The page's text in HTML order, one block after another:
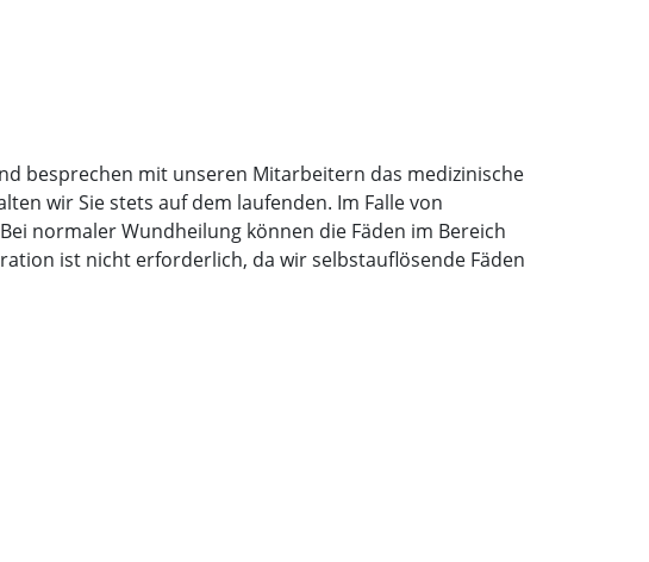
besprechen mit unseren Mitarbeitern das medizinische
wir Sie stets auf dem laufenden. Im Falle von
normaler Wundheilung können die Fäden im Bereich
ist nicht erforderlich, da wir selbstauflösende Fäden